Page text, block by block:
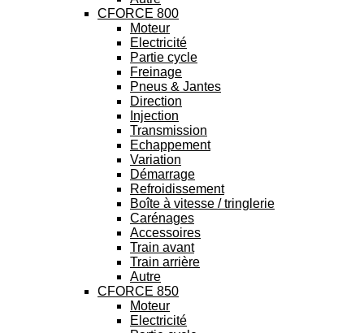
CFORCE 800
Moteur
Electricité
Partie cycle
Freinage
Pneus & Jantes
Direction
Injection
Transmission
Echappement
Variation
Démarrage
Refroidissement
Boîte à vitesse / tringlerie
Carénages
Accessoires
Train avant
Train arrière
Autre
CFORCE 850
Moteur
Electricité